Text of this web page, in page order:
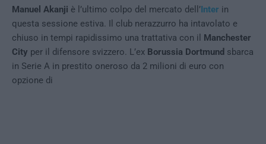
Manuel Akanji è l’ultimo colpo del mercato dell’ Inter in
questa sessione estiva. Il club nerazzurro ha intavolato e
chiuso in tempi rapidissimo una trattativa con il
Manchester
City per il difensore svizzero. L’ex Borussia Dortmund sbarca
in Serie A in prestito oneroso da 2 milioni di euro con
opzione di